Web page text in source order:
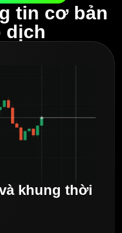
tin cơ bản
dịch
khung thời